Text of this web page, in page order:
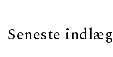
Seneste indlæg